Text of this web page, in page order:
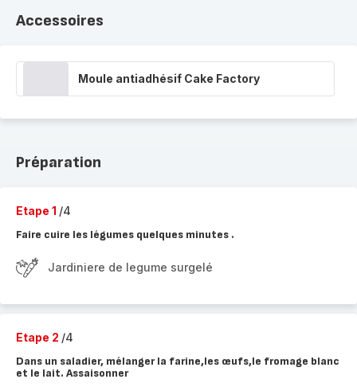
Accessoires
Moule antiadhésif Cake Factory
Préparation
Etape 1 /4
Faire cuire les légumes quelques minutes .
Jardiniere de legume surgelé
Etape 2 /4
Dans un saladier, mélanger la farine,les œufs,le fromage blanc
et le lait. Assaisonner